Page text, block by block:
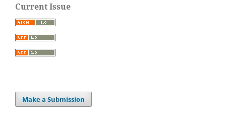
Current Issue
Make a Submission